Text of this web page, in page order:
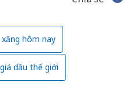
hôm nay
giá dầu thế giới